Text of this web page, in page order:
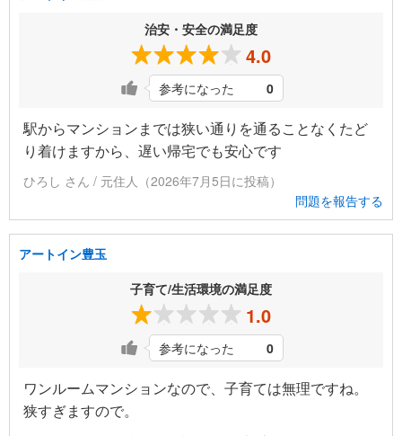
治安・安全の満足度
4.0
参考になった 0
駅からマンションまでは狭い通りを通ることなくたど
り着けますから、遅い帰宅でも安心です
ひろし さん / 元住人（2026年7月5日に投稿）
問題を報告する
アートイン豊玉
子育て/生活環境の満足度
1.0
参考になった 0
ワンルームマンションなので、子育ては無理ですね。
狭すぎますので。